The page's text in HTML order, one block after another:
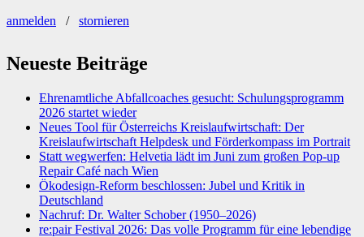
anmelden / stornieren
Neueste Beiträge
Ehrenamtliche Abfallcoaches gesucht: Schulungsprogramm
2026 startet wieder
Neues Tool für Österreichs Kreislaufwirtschaft: Der
Kreislaufwirtschaft Helpdesk und Förderkompass im Portrait
Statt wegwerfen: Helvetia lädt im Juni zum großen Pop-up
Repair Café nach Wien
Ökodesign-Reform beschlossen: Jubel und Kritik in
Deutschland
Nachruf: Dr. Walter Schober (1950–2026)
re:pair Festival 2026: Das volle Programm für eine lebendige